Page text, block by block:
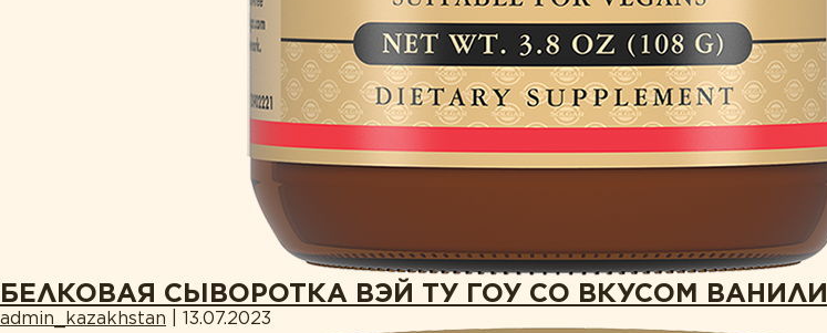
БЕЛКОВАЯ СЫВОРОТКА ВЭЙ ТУ ГОУ СО ВКУСОМ ВАНИЛИ
admin_kazakhstan 13.07.2023